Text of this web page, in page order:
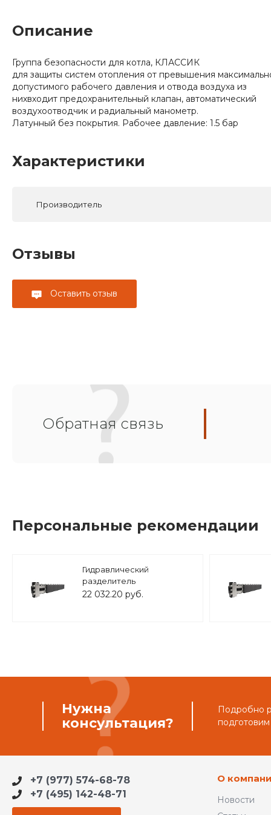
Описание
Группа безопасности для котла, КЛАССИК
для защиты систем отопления от превышения
допустимого рабочего давления и отвода воздуха из
нихвходит предохранительный клапан, автоматический
воздухоотводчик и радиальный манометр.
Латунный без покрытия. Рабочее давление: 1.5 бар
Характеристики
Производитель
Отзывы
Оставить отзыв
Обратная связь
Персональные рекомендации
Гидравлический
разделитель
совмещенный с
22 032.20 руб.
Нужна
консультация?
Подробно
+7 (977) 574-68-78
+7 (495) 142-48-71
О
Новости